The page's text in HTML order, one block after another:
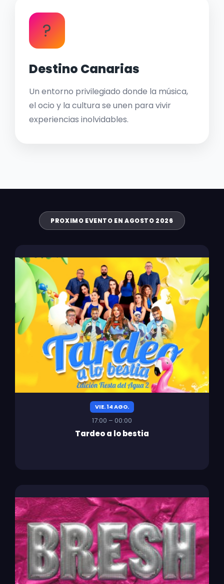
?
Destino Canarias
Un entorno privilegiado donde la música,
el ocio y la cultura se unen para vivir
experiencias inolvidables.
PROXIMO EVENTO EN AGOSTO 2026
VIE. 14 AGO.
17:00 – 00:00
Tardeo a lo bestia